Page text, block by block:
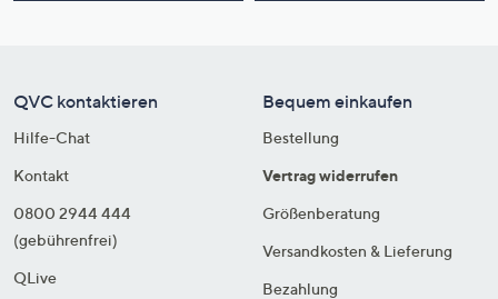
QVC kontaktieren
Hilfe-Chat
Kontakt
0800 2944 444
(gebührenfrei)
QLive
Bequem einkaufen
Bestellung
Vertrag widerrufen
Größenberatung
Versandkosten & Lieferung
Bezahlung